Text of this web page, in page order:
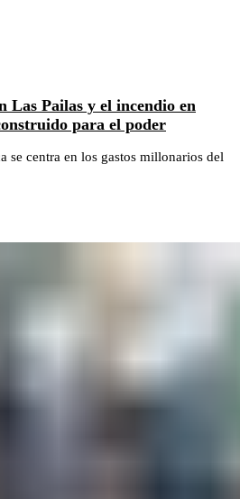
Las Pailas y el incendio en
para el poder
se centra en los gastos millonarios del